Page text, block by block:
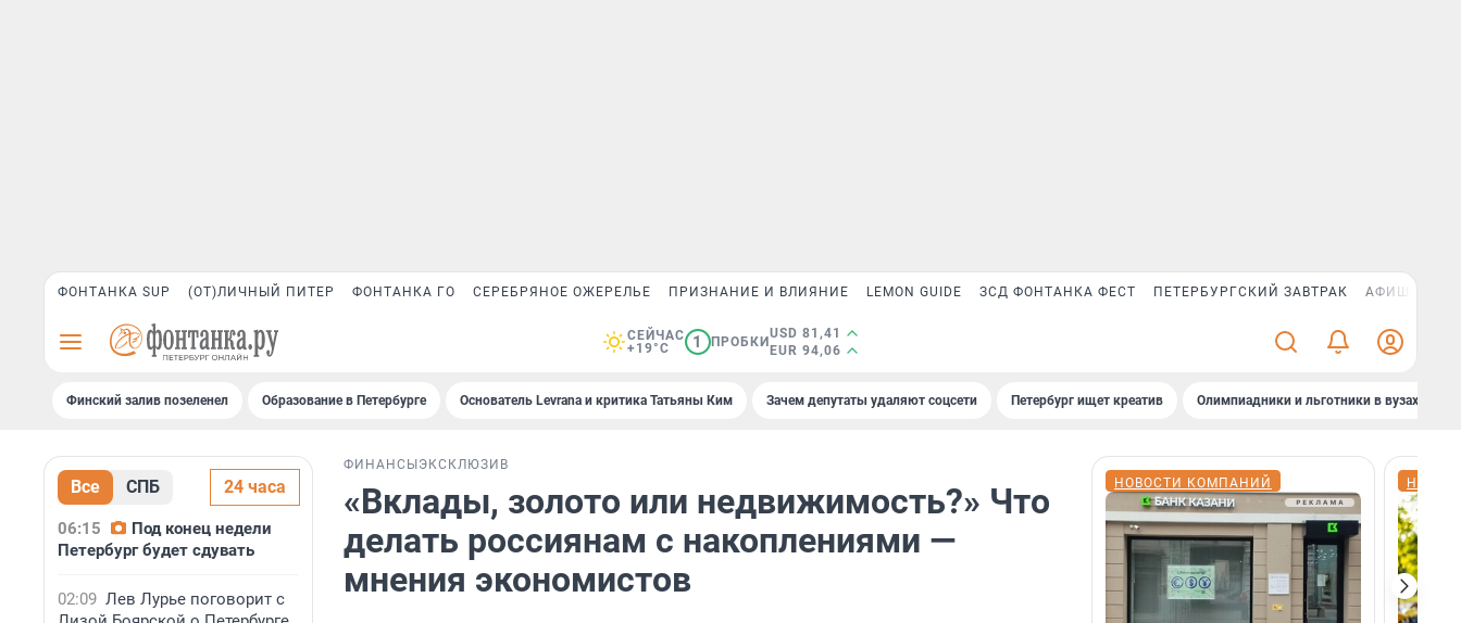
ФОНТАНКА SUP (ОТ)ЛИЧНЫЙ ПИТЕР ФОНТАНКА ГО СЕРЕБРЯНОЕ ОЖЕРЕЛЬЕ ПРИЗНАНИЕ И ВЛИЯНИЕ LEMON GUIDE ЗСД ФОНТАНКА ФЕСТ ПЕТЕРБУРГСКИЙ ЗАВТРАК АФИША PLUS
СЕЙЧАС
+19°C
1 ПРОБКИ
USD 81,41
EUR 94,06
Финский залив позеленел Образование в Петербурге Основатель Levrana и критика Татьяны Ким Зачем депутаты удаляют соцсети Петербург ищет креатив Олимпиадники и льготники в вузах СПб
Все СПБ 24 часа
06:15
Под конец недели
Петербург будет сдувать
02:09 Лев Лурье поговорит с
ФИНАНСЫ ЭКСКЛЮЗИВ
«Вклады, золото или недвижимость?» Что
делать россиянам с накоплениями —
мнения экономистов
НОВОСТИ КОМПАНИЙ